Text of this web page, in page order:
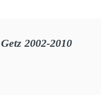
Getz 2002-2010